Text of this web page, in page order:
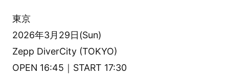
東京
2026年3月29日(Sun)
Zepp DiverCity (TOKYO)
OPEN 16:45｜START 17:30